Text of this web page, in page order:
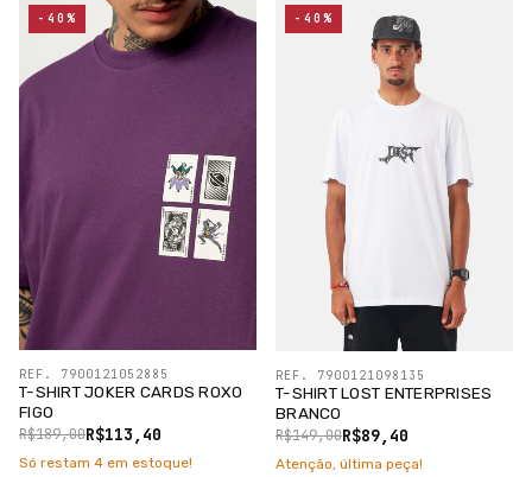
T-SHIRT JOKER CARDS ROXO
FIGO
R$113,40
R$189,00
REF. 7900121052885
-40%
Só restam 4 em estoque!
T-SHIRT LOST ENTERPRISES
BRANCO
R$89,40
R$149,00
REF. 7900121098135
-40%
Atenção, última peça!